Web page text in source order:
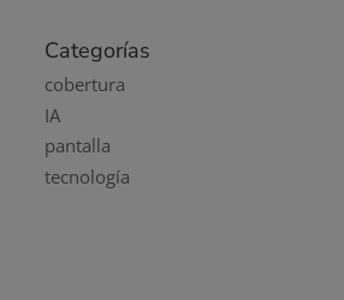
Categorías
cobertura
IA
pantalla
tecnología